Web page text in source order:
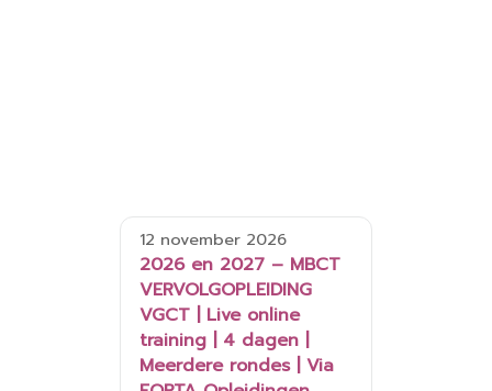
12 november 2026
2026 en 2027 – MBCT
VERVOLGOPLEIDING
VGCT | Live online
training | 4 dagen |
Meerdere rondes | Via